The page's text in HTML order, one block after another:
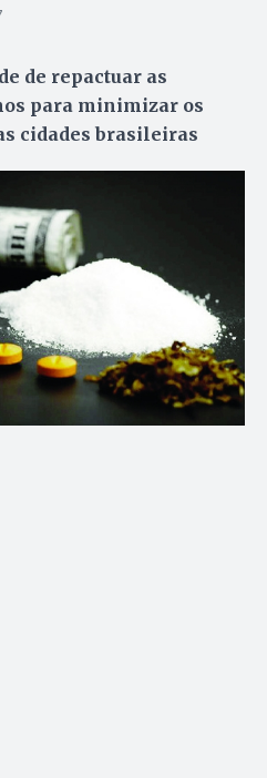
de repactuar as
para minimizar os
cidades brasileiras